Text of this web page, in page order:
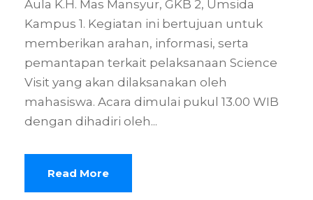
Aula K.H. Mas Mansyur, GKB 2, Umsida
Kampus 1. Kegiatan ini bertujuan untuk
memberikan arahan, informasi, serta
pemantapan terkait pelaksanaan Science
Visit yang akan dilaksanakan oleh
mahasiswa. Acara dimulai pukul 13.00 WIB
dengan dihadiri oleh...
Read More